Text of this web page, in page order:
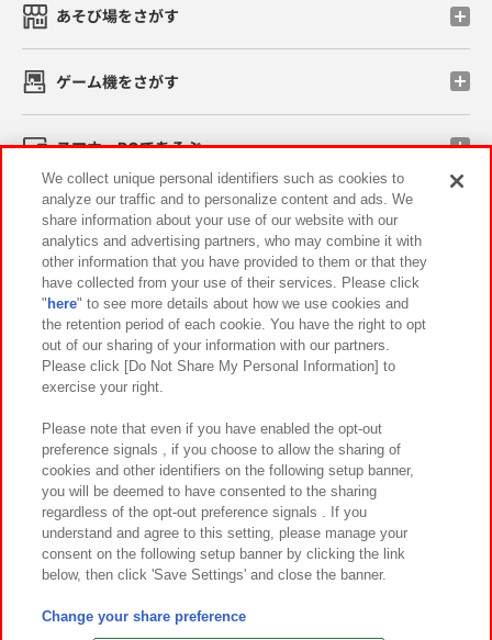
あそび場をさがす
ゲーム機をさがす
スマホ・PCであそぶ
イベント・キャンペーン
関連会社 サステナビリティ サイトポリシー
プライバシーポリシー ウェブアクセシビリティ方針と検証結果
お取引先さまとともに
カスタマーハラスメント対応方針 よくあるご質問・お問い合わせ
©Bandai Namco Amusement Inc.
©Bandai Namco Amusement Lab Inc.
We collect unique personal identifiers such as cookies to
analyze our traffic and to personalize content and ads. We
share information about your use of our website with our
analytics and advertising partners, who may combine it with
other information that you have provided to them or that they
have collected from your use of their services. Please click
" here" to see more details about how we use cookies and
the retention period of each cookie. You have the right to opt
out of our sharing of your information with our partners.
Please click [Do Not Share My Personal Information] to
exercise your right.
Please note that even if you have enabled the opt-out
preference signals , if you choose to allow the sharing of
cookies and other identifiers on the following setup banner,
you will be deemed to have consented to the sharing
regardless of the opt-out preference signals . If you
understand and agree to this setting, please manage your
consent on the following setup banner by clicking the link
below, then click 'Save Settings' and close the banner.
Change your share preference